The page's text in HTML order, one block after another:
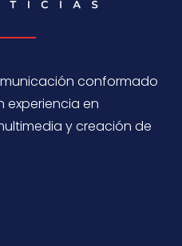
conformado
experiencia en
y creación de